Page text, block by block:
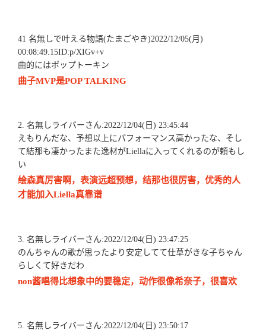
41 名無しで叶える物語(たまごやき)2022/12/05(月)
00:08:49.15ID:p/XIGv+v
曲的にはポップトーキン
曲子MVP是POP TALKING
2. 名無しライバーさん:2022/12/04(日) 23:45:44
えもりんだな、予想以上にパフォーマンス高かったな、そし
て結那も凄かったまた逸材がLiellaに入ってくれるのが頼もし
い
绘森真厉害啊，表演远超预想，结那也很厉害，优秀的人
才能加入Liella真靠谱
3. 名無しライバーさん:2022/12/04(日) 23:47:25
のんちゃんの歌が思ったより安定してて仕草がきな子ちゃん
らしくて好きだわ
non酱唱得比想象中的要稳定，动作很像希奈子，很喜欢
5. 名無しライバーさん:2022/12/04(日) 23:50:17